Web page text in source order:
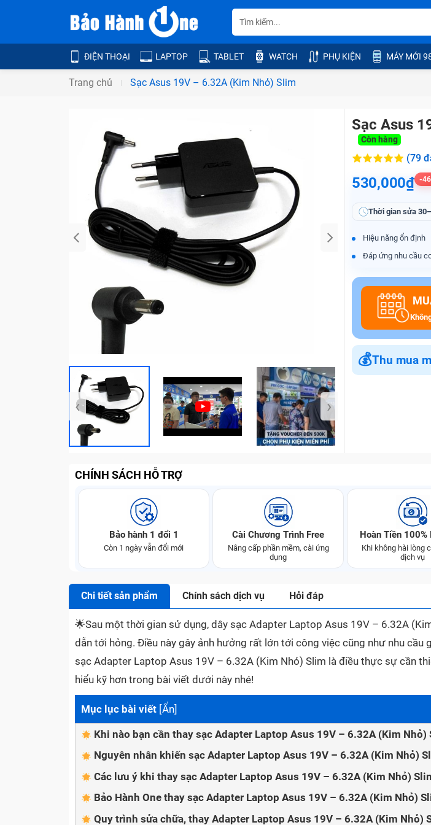
ĐIỆN THOẠI LAPTOP TABLET WATCH PHỤ KIỆN MÁY MỚI
Trang chủ Sạc Asus 19V – 6.32A (Kim Nhỏ) Slim
Bảo Hành One
‹ ›
Sạc Asus
Còn hàng
(79
530,000₫ -
Thời gian sửa
Hiệu năng ổn định
Đáp ứng nhu cầu
💰Thu mua
CHÍNH SÁCH HỖ TRỢ
Bảo hành 1 đổi 1
Còn 1 ngày vẫn đổi mới
Cài Chương Trình Free
Nâng cấp phần mềm, cài ứng
dụng
Hoàn Tiền 100%
Khi không hài lòng
dịch vụ
Chi tiết sản phẩm Chính sách dịch vụ Hỏi đáp
🌟Sau một thời gian sử dụng, dây sạc Adapter Laptop Asus 19V – 6.32A
dẫn tới hỏng. Điều này gây ảnh hưởng rất lớn tới công việc cũng như nhu cầu
sạc Adapter Laptop Asus 19V – 6.32A (Kim Nhỏ) Slim là điều thực sự cần
hiểu kỹ hơn trong bài viết dưới này nhé!
Mục lục bài viết [Ẩn]
Khi nào bạn cần thay sạc Adapter Laptop Asus 19V – 6.32A (Kim Nhỏ)
Nguyên nhân khiến sạc Adapter Laptop Asus 19V – 6.32A (Kim Nhỏ)
Các lưu ý khi thay sạc Adapter Laptop Asus 19V – 6.32A (Kim Nhỏ)
Bảo Hành One thay sạc Adapter Laptop Asus 19V – 6.32A (Kim Nhỏ)
Quy trình sửa chữa, thay Adapter Laptop Asus 19V – 6.32A (Kim Nhỏ)